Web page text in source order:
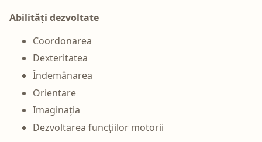
Abilități dezvoltate
Coordonarea
Dexteritatea
Îndemânarea
Orientare
Imaginația
Dezvoltarea funcțiilor motorii